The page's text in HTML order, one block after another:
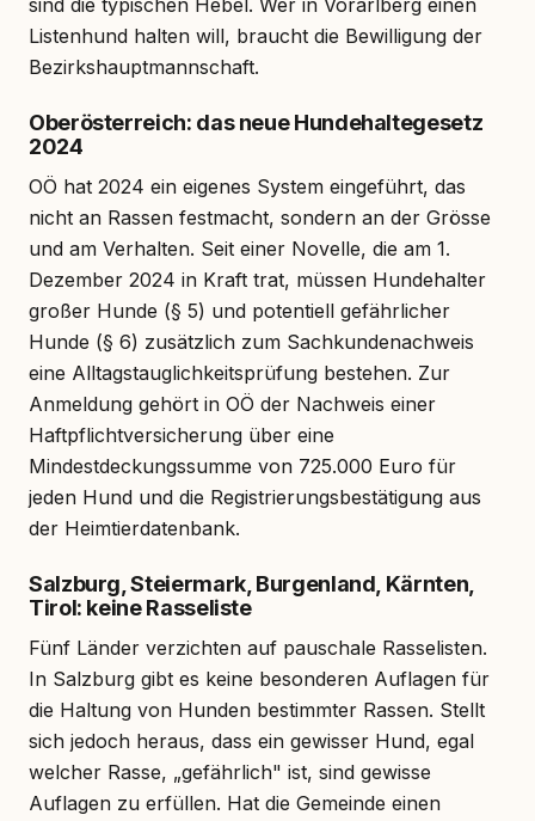
sind die typischen Hebel. Wer in Vorarlberg einen
Listenhund halten will, braucht die Bewilligung der
Bezirkshauptmannschaft.
Oberösterreich: das neue Hundehaltegesetz
2024
OÖ hat 2024 ein eigenes System eingeführt, das
nicht an Rassen festmacht, sondern an der Grösse
und am Verhalten. Seit einer Novelle, die am 1.
Dezember 2024 in Kraft trat, müssen Hundehalter
großer Hunde (§ 5) und potentiell gefährlicher
Hunde (§ 6) zusätzlich zum Sachkundenachweis
eine Alltagstauglichkeitsprüfung bestehen. Zur
Anmeldung gehört in OÖ der Nachweis einer
Haftpflichtversicherung über eine
Mindestdeckungssumme von 725.000 Euro für
jeden Hund und die Registrierungsbestätigung aus
der Heimtierdatenbank.
Salzburg, Steiermark, Burgenland, Kärnten,
Tirol: keine Rasseliste
Fünf Länder verzichten auf pauschale Rasselisten.
In Salzburg gibt es keine besonderen Auflagen für
die Haltung von Hunden bestimmter Rassen. Stellt
sich jedoch heraus, dass ein gewisser Hund, egal
welcher Rasse, „gefährlich" ist, sind gewisse
Auflagen zu erfüllen. Hat die Gemeinde einen